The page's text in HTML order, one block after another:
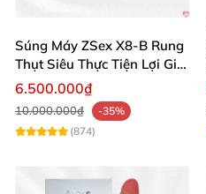
Súng Máy ZSex X8-B Rung
Thụt Siêu Thực Tiện Lợi Giá
Tốt
6.500.000₫
10.000.000₫
-35%
(874)